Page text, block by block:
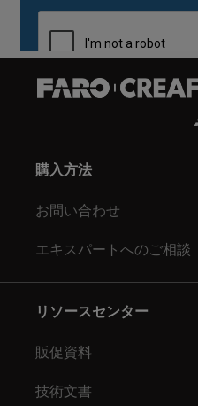
購入方法
お問い合わせ
エキスパートへのご相談
リソースセンター
販促資料
技術文書